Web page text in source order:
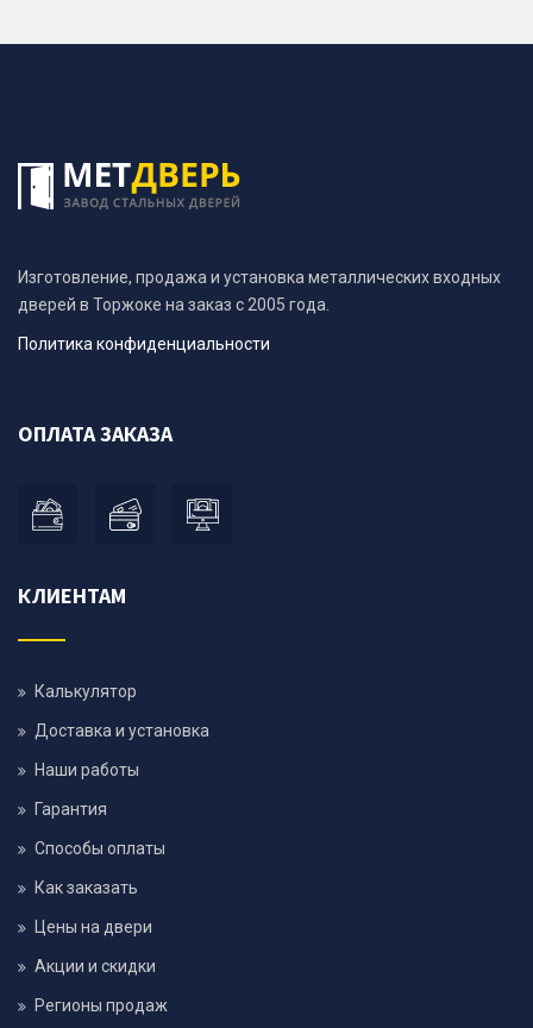
Изготовление, продажа и установка металлических входных
дверей в Торжоке на заказ с 2005 года.
Политика конфиденциальности
ОПЛАТА ЗАКАЗА
КЛИЕНТАМ
Калькулятор
Доставка и установка
Наши работы
Гарантия
Способы оплаты
Как заказать
Цены на двери
Акции и скидки
Регионы продаж